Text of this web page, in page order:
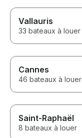
Vallauris
33 bateaux à louer
Cannes
46 bateaux à louer
Saint-Raphaël
8 bateaux à louer